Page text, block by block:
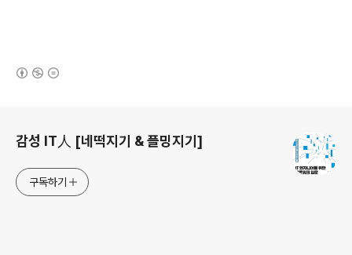
감성 IT人 [네떡지기 & 플밍지기]
구독하기